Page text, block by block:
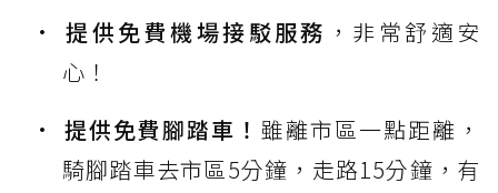
提供免費機場接駁服務 ，非常舒適安
心！
提供免費腳踏車！ 雖離市區一點距離，
騎腳踏車去市區5分鐘，走路15分鐘，有